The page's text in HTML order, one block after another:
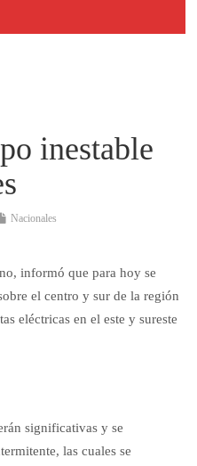
inestable
Nacionales
informó que para hoy se
el centro y sur de la región
eléctricas en el este y sureste
significativas y se
las cuales se